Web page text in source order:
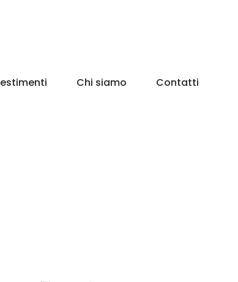
Chi siamo Contatti